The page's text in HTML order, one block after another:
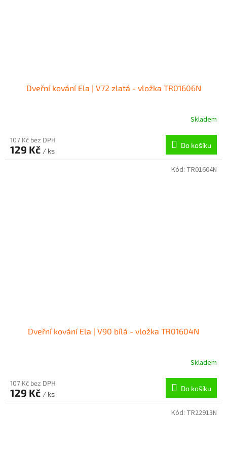
Dveřní kování Ela | V72 zlatá - vložka TR01606N
Skladem
107 Kč bez DPH
129 Kč / ks
Do košíku
Dveřní kování Ela | V90 bílá - vložka TR01604N
Skladem
107 Kč bez DPH
129 Kč / ks
Do košíku
Kód: TR01604N
Kód: TR22913N